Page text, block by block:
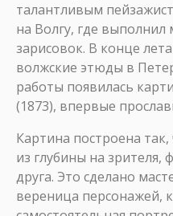
талантливым
на Волгу, где
зарисовок. В конце
волжские этюды в
работы появилась
(1873), впервые
Картина построена
из глубины на зрителя,
друга. Это сделано
вереница персонажей,